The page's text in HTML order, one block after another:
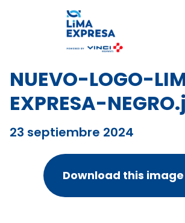
NUEVO-LOGO-
EXPRESA-
23 septiembre 2024
Download this image